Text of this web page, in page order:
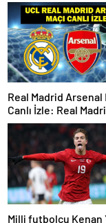
Real Madrid Arsenal
Canlı İzle: Real
Arsenal Maçı Hangi
Real Madrid Arsenal
Zaman, Saat Kaçta?
Kadrosu
Milli futbolcu Kenan